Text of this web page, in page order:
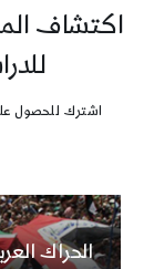
اكتشاف
اشترك للحصول
الحراك